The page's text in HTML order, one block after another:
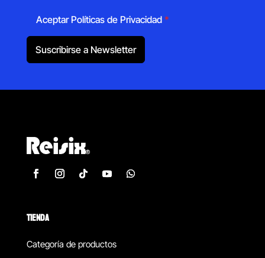
Aceptar Políticas de Privacidad *
Suscribirse a Newsletter
TIENDA
Categoría de productos